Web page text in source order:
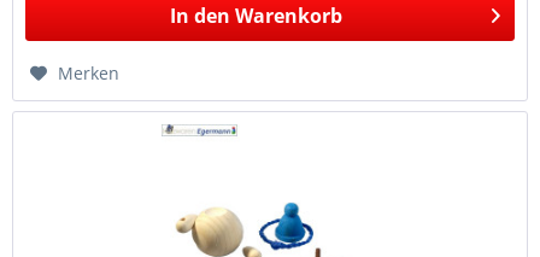
In den Warenkorb
Merken